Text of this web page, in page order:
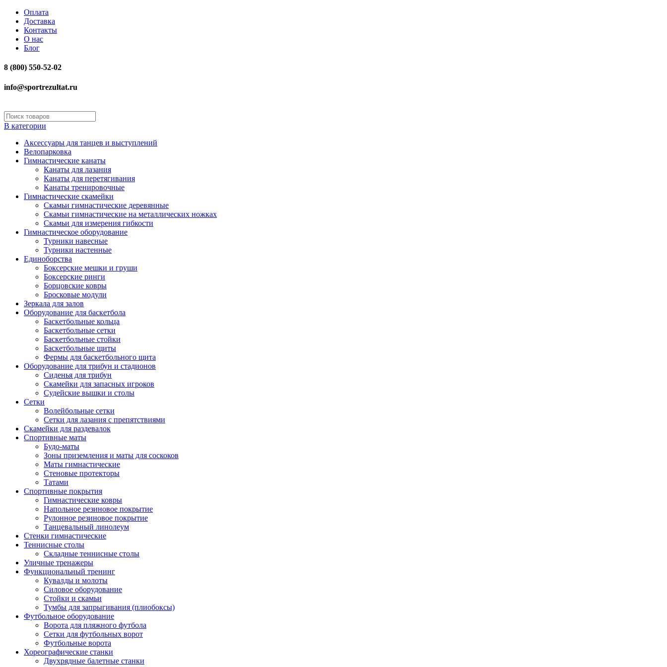
Оплата
Доставка
Контакты
О нас
Блог
8 (800) 550-52-02
info@sportrezultat.ru
В категории
Аксессуары для танцев и выступлений
Велопарковка
Гимнастические канаты
Канаты для лазания
Канаты для перетягивания
Канаты тренировочные
Гимнастические скамейки
Скамьи гимнастические деревянные
Скамьи гимнастические на металлических ножках
Скамьи для измерения гибкости
Гимнастическое оборудование
Турники навесные
Турники настенные
Единоборства
Боксерские мешки и груши
Боксерские ринги
Борцовские ковры
Бросковые модули
Зеркала для залов
Оборудование для баскетбола
Баскетбольные кольца
Баскетбольные сетки
Баскетбольные стойки
Баскетбольные щиты
Фермы для баскетбольного щита
Оборудование для трибун и стадионов
Сиденья для трибун
Скамейки для запасных игроков
Судейские вышки и столы
Сетки
Волейбольные сетки
Сетки для лазания с препятствиями
Скамейки для раздевалок
Спортивные маты
Будо-маты
Зоны приземления и маты для соскоков
Маты гимнастические
Стеновые протекторы
Татами
Спортивные покрытия
Гимнастические ковры
Напольное резиновое покрытие
Рулонное резиновое покрытие
Танцевальный линолеум
Стенки гимнастические
Теннисные столы
Складные теннисные столы
Уличные тренажеры
Функциональный тренинг
Кувалды и молоты
Силовое оборудование
Стойки и скамьи
Тумбы для запрыгивания (плиобоксы)
Футбольное оборудование
Ворота для пляжного футбола
Сетки для футбольных ворот
Футбольные ворота
Хореографические станки
Двухрядные балетные станки